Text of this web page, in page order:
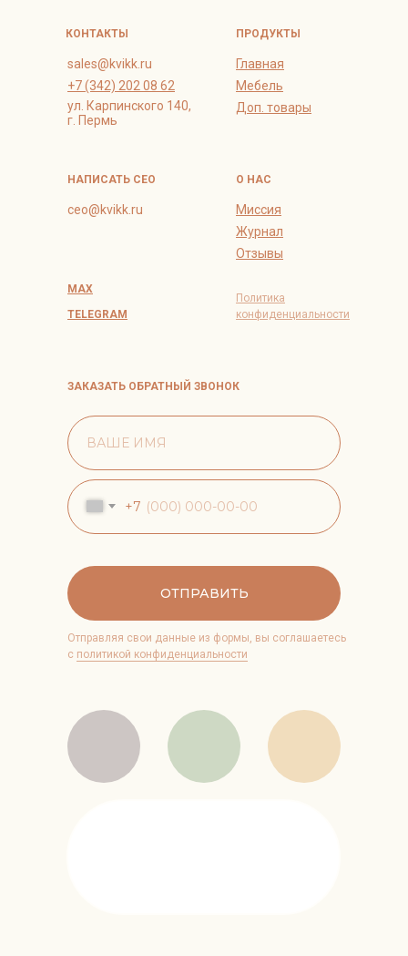
Политика
конфиденциальности
+7 (342) 202 08 62
ул. Карпинского 140,
г. Пермь
ЗАКАЗАТЬ ОБРАТНЫЙ ЗВОНОК
Главная
Мебель
Доп. товары
Миссия
Журнал
Отзывы
sales@kvikk.ru
ПРОДУКТЫ
О НАС
КОНТАКТЫ
ceo@kvikk.ru
НАПИСАТЬ СЕО
MAX
TELEGRAM
+7
ОТПРАВИТЬ
Отправляя свои данные из формы, вы соглашаетесь
с политикой конфиденциальности